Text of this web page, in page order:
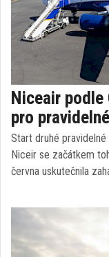
Niceair podle
pro
Start druhé
Niceir se začátkem
června uskutečnila